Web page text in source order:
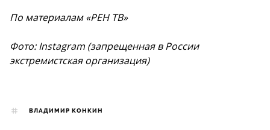
По материалам «РЕН ТВ»
Фото: Instagram (запрещенная в России
экстремистская организация)
ВЛАДИМИР КОНКИН